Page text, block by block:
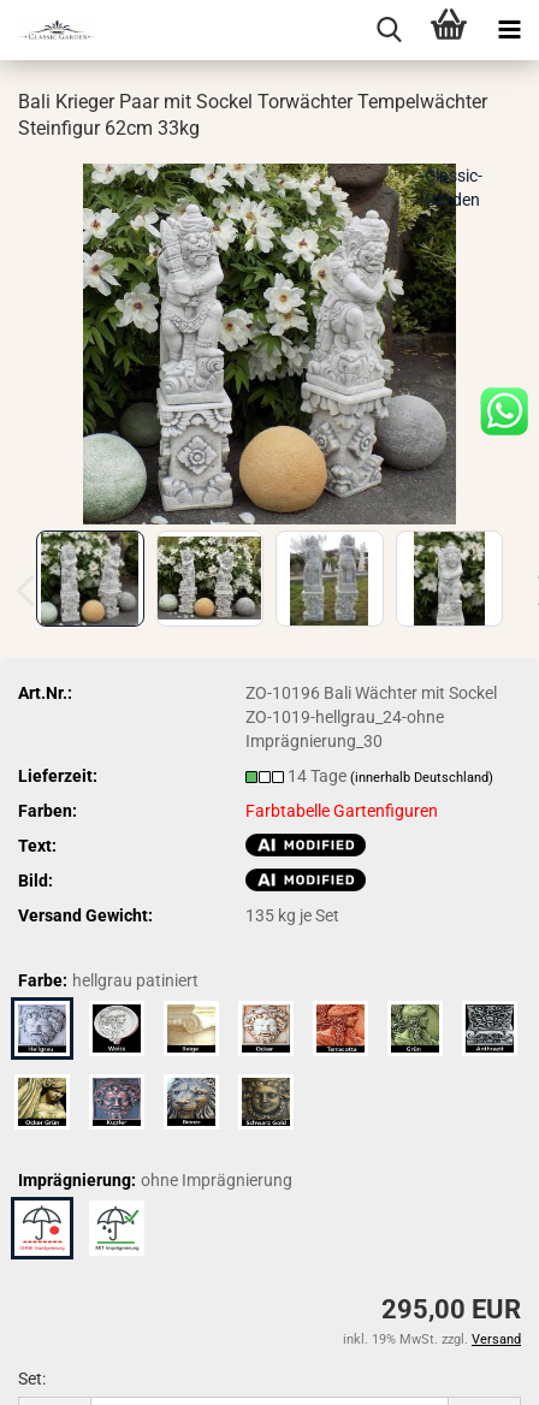
Bali Krie­ger Paar mit So­ckel Tor­wäch­ter Tem­pel­wäch­ter
Stein­fi­gur 62cm 33kg
Classic-
Garden
Art.Nr.:
ZO-10196 Bali Wächter mit Sockel
ZO-1019-hellgrau_24-ohne
Imprägnierung_30
Lieferzeit:
14 Tage(innerhalb Deutschland)
Farben:
Farbtabelle Gartenfiguren
Text:
Bild:
Versand Gewicht:
135 kg je Set
Farbe: hellgrau patiniert
Imprägnierung: ohne Imprägnierung
295,00 EUR
inkl. 19% MwSt. zzgl. Versand
Set: